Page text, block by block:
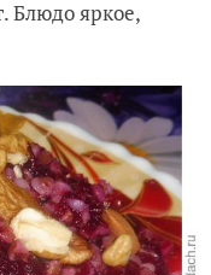
Блюдо яркое,